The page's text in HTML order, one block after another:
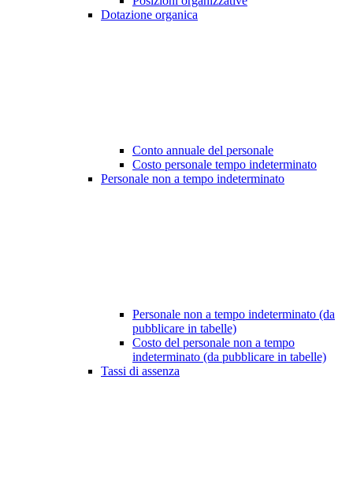
Dotazione organica
Conto annuale del personale
Costo personale tempo indeterminato
Personale non a tempo indeterminato
Personale non a tempo indeterminato (da
pubblicare in tabelle)
Costo del personale non a tempo
indeterminato (da pubblicare in tabelle)
Tassi di assenza